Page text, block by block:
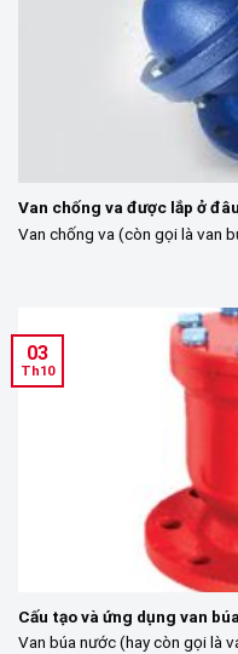
Van chống va được lắp ở
Van chống va (còn gọi là van
Cấu tạo và ứng dụng van
Van búa nước (hay còn gọi là
03
Th10